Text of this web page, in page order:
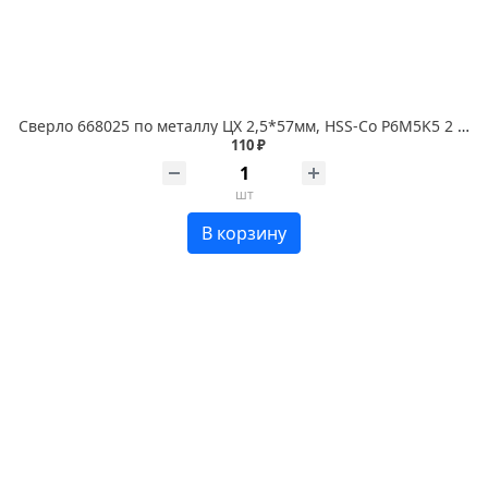
Сверло 668025 по металлу ЦХ 2,5*57мм, HSS-Co P6M5K5 2 шт. RENNBOHR COBALT
110 ₽
шт
В корзину